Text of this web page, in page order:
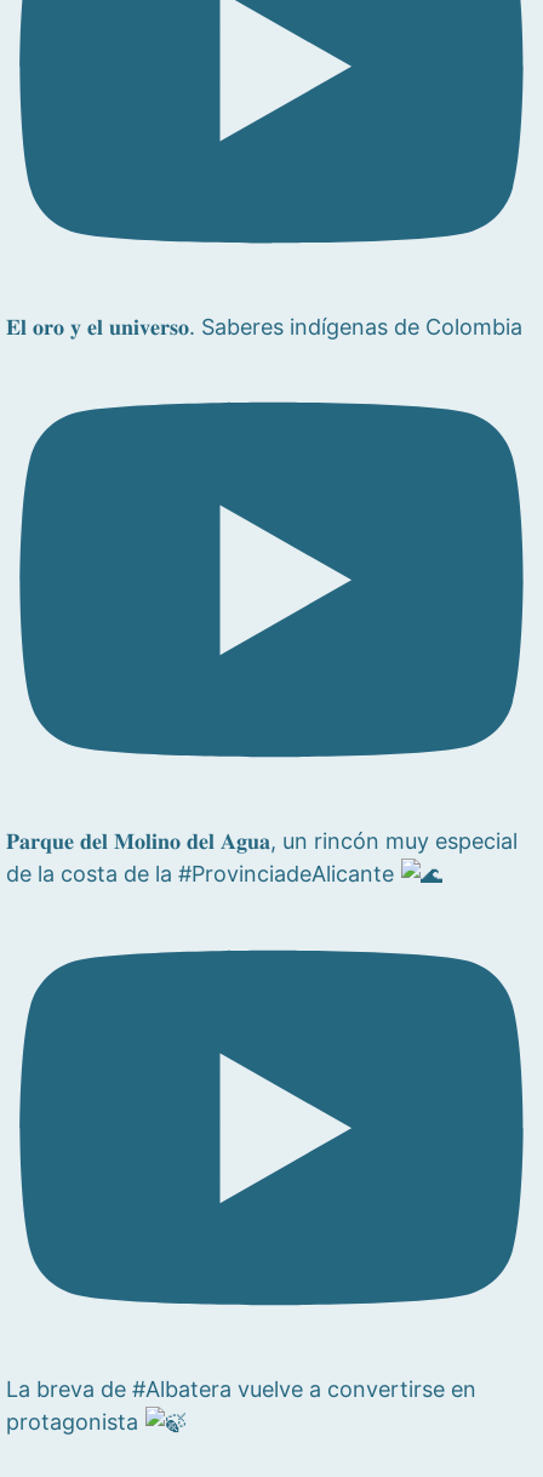
𝐄𝐥 𝐨𝐫𝐨 𝐲 𝐞𝐥 𝐮𝐧𝐢𝐯𝐞𝐫𝐬𝐨. Saberes indígenas de Colombia
𝐏𝐚𝐫𝐪𝐮𝐞 𝐝𝐞𝐥 𝐌𝐨𝐥𝐢𝐧𝐨 𝐝𝐞𝐥 𝐀𝐠𝐮𝐚, un rincón muy especial
de la costa de la #ProvinciadeAlicante
La breva de #Albatera vuelve a convertirse en
protagonista